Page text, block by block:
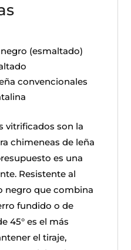
(esmaltado)
convencionales
vitrificados son la
chimeneas de leña
es una
Resistente al
negro que combina
fundido o de
45° es el más
el tiraje,